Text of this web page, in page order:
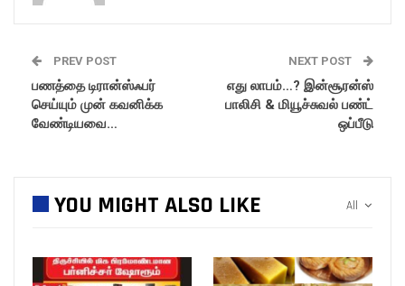
PREV POST
பணத்தை டிரான்ஸ்ஃபர்
செய்யும் முன் கவனிக்க
வேண்டியவை…
NEXT POST
எது லாபம்…? இன்சூரன்ஸ்
பாலிசி & மியூச்சுவல் பண்ட்
ஒப்பீடு
All
YOU MIGHT ALSO LIKE